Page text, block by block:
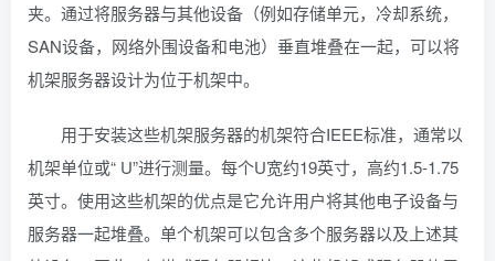
夹。通过将服务器与其他设备（例如存储单元，冷却系统，
SAN设备，网络外围设备和电池）垂直堆叠在一起，可以将
机架服务器设计为位于机架中。
用于安装这些机架服务器的机架符合IEEE标准，通常以
机架单位或“ U”进行测量。每个U宽约19英寸，高约1.5-1.75
英寸。使用这些机架的优点是它允许用户将其他电子设备与
服务器一起堆叠。单个机架可以包含多个服务器以及上述其